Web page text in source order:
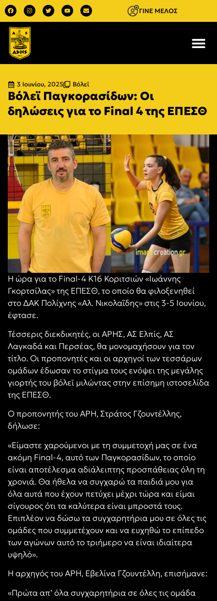
ΓΙΝΕ ΜΕΛΟΣ
3 Ιουνίου, 2025 Βόλεϊ
Βόλεϊ Παγκορασίδων: Οι
δηλώσεις για το Final 4 της ΕΠΕΣΘ
Η ώρα για το Final-4 Κ16 Κοριτσιών «Ιωάννης
Γκορτσίλας» της ΕΠΕΣΘ, το οποίο θα φιλοξενηθεί
στο ΔΑΚ Πολίχνης «Αλ. Νικολαΐδης» στις 3-5 Ιουνίου,
έφτασε.
Τέσσερις διεκδικητές, οι ΑΡΗΣ, ΑΣ Ελπίς, ΑΣ
Λαγκαδά και Περσέας, θα μονομαχήσουν για τον
τίτλο. Οι προπονητές και οι αρχηγοί των τεσσάρων
ομάδων έδωσαν το στίγμα τους ενόψει της μεγάλης
γιορτής του βόλεϊ μιλώντας στην επίσημη ιστοσελίδα
της ΕΠΕΣΘ.
Ο προπονητής του ΑΡΗ, Στράτος Γζουντέλλης,
δήλωσε:
«Είμαστε χαρούμενοι με τη συμμετοχή μας σε ένα
ακόμη Final-4, αυτό των Παγκορασίδων, το οποίο
είναι αποτέλεσμα αδιάλειπτης προσπάθειας όλη τη
χρονιά. Θα ήθελα να συγχαρώ τα παιδιά μου για
όλα αυτά που έχουν πετύχει μέχρι τώρα και είμαι
σίγουρος ότι τα καλύτερα είναι μπροστά τους.
Επιπλέον να δώσω τα συγχαρητήρια μου σε όλες τις
ομάδες που συμμετέχουν και να ευχηθώ το επίπεδο
των αγώνων αυτό το τριήμερο να είναι ιδιαίτερα
υψηλό».
Η αρχηγός του ΑΡΗ, Εβελίνα Γζουντέλλη, επισήμανε:
«Πρώτα απ’ όλα συγχαρητήρια σε όλες τις ομάδα